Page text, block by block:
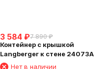
3 584 ₽7 890 ₽
Контейнер с крышкой
Langberger к стене 24073A
Нет в наличии